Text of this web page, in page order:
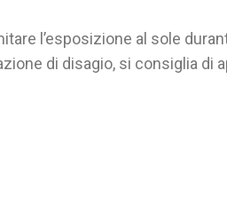
l’esposizione al sole
di disagio, si consiglia di